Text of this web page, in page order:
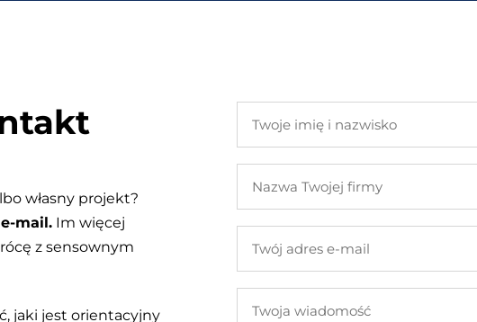
własny projekt?
mail. Im więcej
z sensownym
jaki jest orientacyjny
imię
nazwisko
Twojej
adres
mail